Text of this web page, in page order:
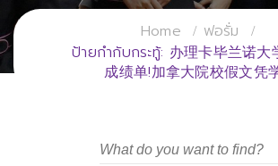
历
วิทยาลัยการจัดการอุตสาหกรรม
Home
ฟอรั่ม
ป้ายกำกับกระทู้: 办理卡毕兰诺大
成绩单!加拿大院校假文凭